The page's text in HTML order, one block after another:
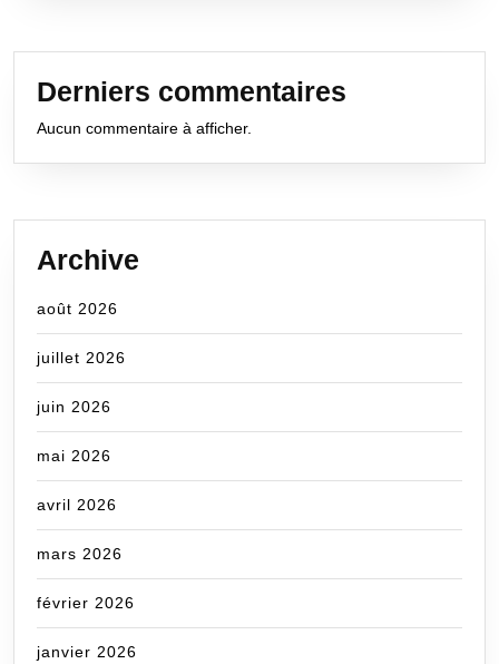
Derniers commentaires
Aucun commentaire à afficher.
Archive
août 2026
juillet 2026
juin 2026
mai 2026
avril 2026
mars 2026
février 2026
janvier 2026